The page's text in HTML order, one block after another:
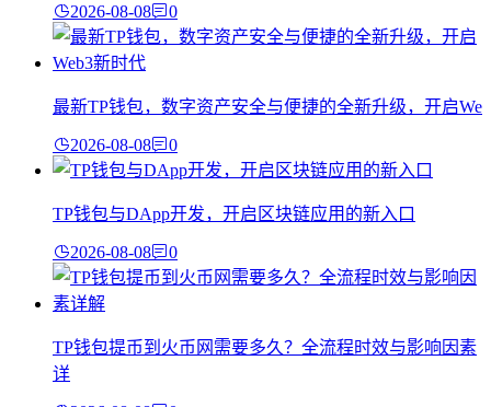
2026-08-08 0
最新TP钱包，数字资产安全与便捷的全新升级，开启We
2026-08-08 0
TP钱包与DApp开发，开启区块链应用的新入口
2026-08-08 0
TP钱包提币到火币网需要多久？全流程时效与影响因素
详